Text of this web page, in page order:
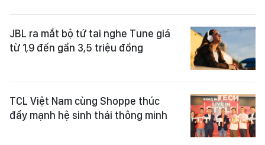
JBL ra mắt bộ tứ tai nghe Tune giá
từ 1,9 đến gần 3,5 triệu đồng
TCL Việt Nam cùng Shoppe thúc
đẩy mạnh hệ sinh thái thông minh